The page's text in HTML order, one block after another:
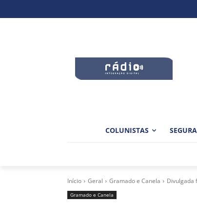
COLUNISTAS
Início Geral Gramado e Canela Divulgada
Gramado e Canela